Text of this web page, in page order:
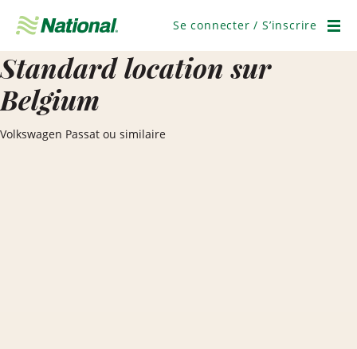
navigation
Se connecter / S’inscrire
Standard location sur
Belgium
Volkswagen Passat ou similaire